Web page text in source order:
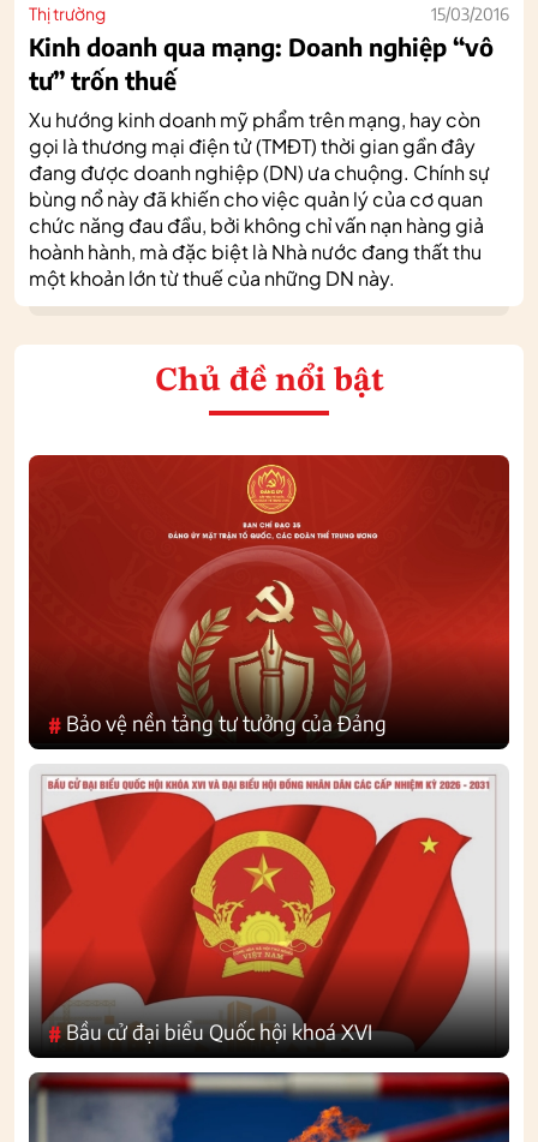
Thị trường 15/03/2016
Kinh doanh qua mạng: Doanh nghiệp “vô
tư” trốn thuế
Xu hướng kinh doanh mỹ phẩm trên mạng, hay còn
gọi là thương mại điện tử (TMĐT) thời gian gần đây
đang được doanh nghiệp (DN) ưa chuộng. Chính sự
bùng nổ này đã khiến cho việc quản lý của cơ quan
chức năng đau đầu, bởi không chỉ vấn nạn hàng giả
hoành hành, mà đặc biệt là Nhà nước đang thất thu
một khoản lớn từ thuế của những DN này.
Chủ đề nổi bật
# Bảo vệ nền tảng tư tưởng của Đảng
#Bầu cử đại biểu Quốc hội khoá XVI